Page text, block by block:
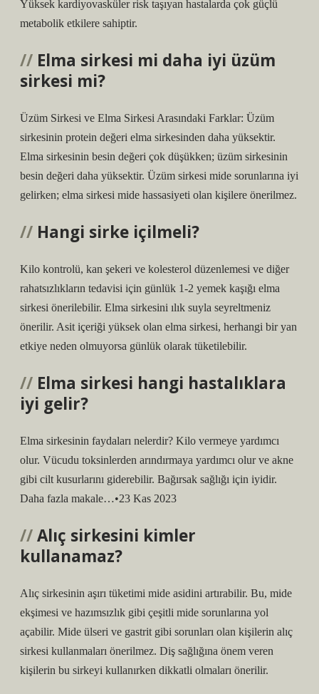
Yüksek kardiyovasküler risk taşıyan hastalarda çok güçlü
metabolik etkilere sahiptir.
Elma sirkesi mi daha iyi üzüm
sirkesi mi?
Üzüm Sirkesi ve Elma Sirkesi Arasındaki Farklar: Üzüm
sirkesinin protein değeri elma sirkesinden daha yüksektir.
Elma sirkesinin besin değeri çok düşükken; üzüm sirkesinin
besin değeri daha yüksektir. Üzüm sirkesi mide sorunlarına iyi
gelirken; elma sirkesi mide hassasiyeti olan kişilere önerilmez.
Hangi sirke içilmeli?
Kilo kontrolü, kan şekeri ve kolesterol düzenlemesi ve diğer
rahatsızlıkların tedavisi için günlük 1-2 yemek kaşığı elma
sirkesi önerilebilir. Elma sirkesini ılık suyla seyreltmeniz
önerilir. Asit içeriği yüksek olan elma sirkesi, herhangi bir yan
etkiye neden olmuyorsa günlük olarak tüketilebilir.
Elma sirkesi hangi hastalıklara
iyi gelir?
Elma sirkesinin faydaları nelerdir? Kilo vermeye yardımcı
olur. Vücudu toksinlerden arındırmaya yardımcı olur ve akne
gibi cilt kusurlarını giderebilir. Bağırsak sağlığı için iyidir.
Daha fazla makale…•23 Kas 2023
Alıç sirkesini kimler
kullanamaz?
Alıç sirkesinin aşırı tüketimi mide asidini artırabilir. Bu, mide
ekşimesi ve hazımsızlık gibi çeşitli mide sorunlarına yol
açabilir. Mide ülseri ve gastrit gibi sorunları olan kişilerin alıç
sirkesi kullanmaları önerilmez. Diş sağlığına önem veren
kişilerin bu sirkeyi kullanırken dikkatli olmaları önerilir.